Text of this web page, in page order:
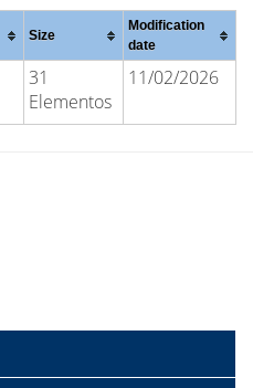
Size
Modification
date
31
Elementos
11/02/2026